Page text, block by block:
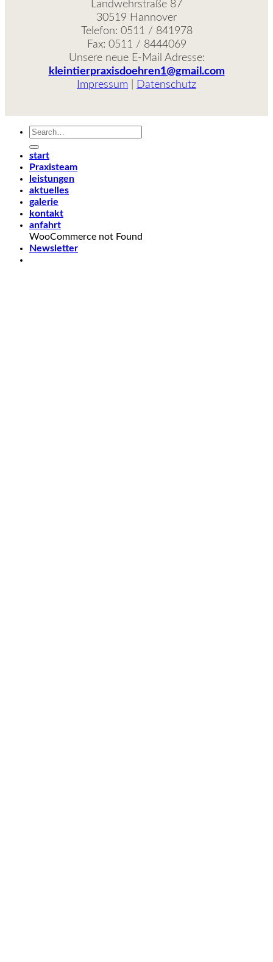
Landwehrstraße 87
30519 Hannover
Telefon: 0511 / 841978
Fax: 0511 / 8444069
Unsere neue E-Mail Adresse:
kleintierpraxisdoehren1@gmail.com
Impressum
Datenschutz
start
Praxisteam
leistungen
aktuelles
galerie
kontakt
anfahrt
WooCommerce not Found
Newsletter